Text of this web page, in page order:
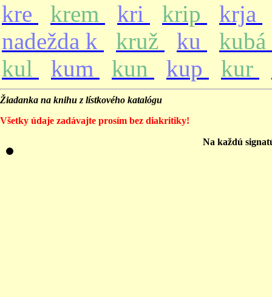
kre
krem kri krip
krja
nadežda k
kruž ku
kubá
kul
kum kun kup kur
Žiadanka na knihu z lístkového katalógu
Všetky údaje zadávajte prosím bez diakritiky!
Na každú